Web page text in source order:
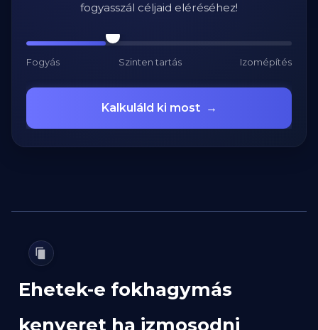
fogyasszál céljaid eléréséhez!
Fogyás Szinten tartás Izomépítés
Kalkuláld ki most →
Ehetek-e fokhagymás
kenyeret ha izmosodni